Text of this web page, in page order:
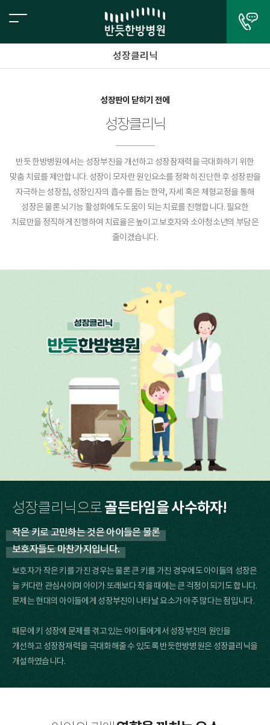
성장클리닉
성장판이 닫히기 전에
성장클리닉
반듯 한방병원에서는 성장부진을 개선하고 성장잠재력을 극대화하기 위한
맞춤 치료를 제안합니다. 성장이 모자란 원인요소를 정확히 진단한 후 성장판을
자극하는 성장침, 성장인자의 흡수를 돕는 한약, 자세 혹은 체형교정을 통해
성장은 물론 뇌기능 활성화에도 도움이 되는 치료를 진행합니다. 필요한
치료만을 정직하게 진행하여 치료율은 높이고 보호자와 소아청소년의 부담은
줄이겠습니다.
성장클리닉으로골든타임을 사수하자!
작은 키로 고민하는 것은 아이들은 물론
보호자들도 마찬가지입니다.
보호자가 작은 키를 가진 경우는 물론 큰 키를 가진 경우에도 아이들의 성장은
늘 커다란 관심사이며 아이가 또래보다 작을 때에는 큰 걱정이 되기도 합니다.
문제는 현대의 아이들에게 성장부진이 나타날 요소가 아주 많다는 점입니다.
때문에 키 성장에 문제를 겪고 있는 아이들에게서 성장부진의 원인을
개선하고 성장잠재력을 극대화해줄 수 있도록 반듯한방병원은 성장클리닉을
개설하였습니다.